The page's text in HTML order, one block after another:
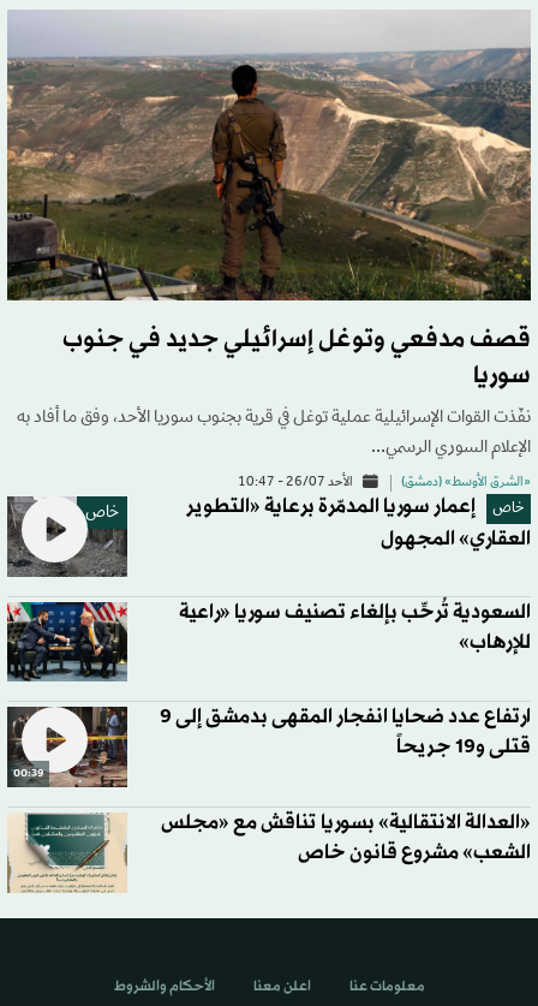
قصف مدفعي وتوغل إسرائيلي جديد في جنوب
سوريا
نفّذت القوات الإسرائيلية عملية توغل في قرية بجنوب سوريا الأحد، وفق ما أفاد به
الإعلام السوري الرسمي...
«الشرق الأوسط» (دمشق) الأحد 26/07 - 10:47
خاص خاص
إعمار سوريا المدمّرة برعاية «التطوير
العقاري» المجهول
السعودية تُرحِّب بإلغاء تصنيف سوريا «راعية
للإرهاب»
00:39
ارتفاع عدد ضحايا انفجار المقهى بدمشق إلى 9
قتلى و19 جريحاً
«العدالة الانتقالية» بسوريا تناقش مع «مجلس
الشعب» مشروع قانون خاص
معلومات عنا اعلن معنا الأحكام والشروط